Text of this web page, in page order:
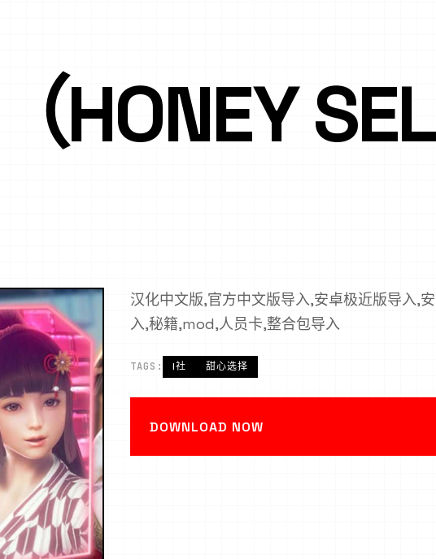
HONEY
汉化中文版,官方中文版导入,安卓极近版导入,
入,秘籍,mod,人员卡,整合包导入
TAGS: I社 甜心选择
DOWNLOAD NOW